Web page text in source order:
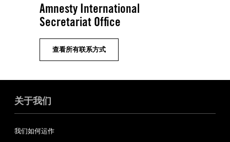
Amnesty International
Secretariat Office
查看所有联系方式
关于我们
我们如何运作